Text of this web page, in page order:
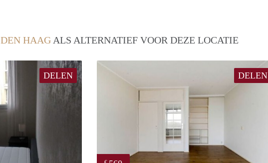
DEN HAAG ALS ALTERNATIEF VOOR DEZE LOCATIE
DELEN DELEN
€